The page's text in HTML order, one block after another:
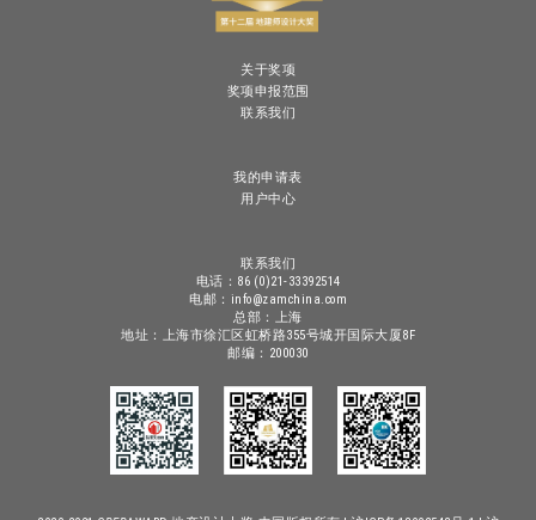
关于奖项
奖项申报范围
联系我们
我的申请表
用户中心
联系我们
电话：86 (0)21-33392514
电邮：info@zamchina.com
总部：上海
地址：上海市徐汇区虹桥路355号城开国际大厦8F
邮编：200030